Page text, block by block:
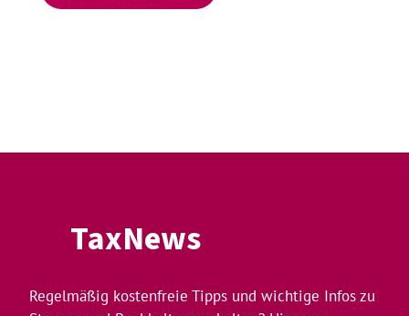
TaxNews
Regelmäßig kostenfreie Tipps und wichtige Infos zu